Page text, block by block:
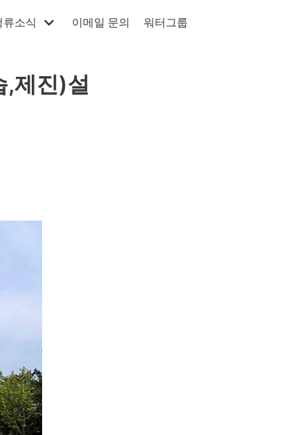
류소식 이메일 문의 워터그룹
,제진)설